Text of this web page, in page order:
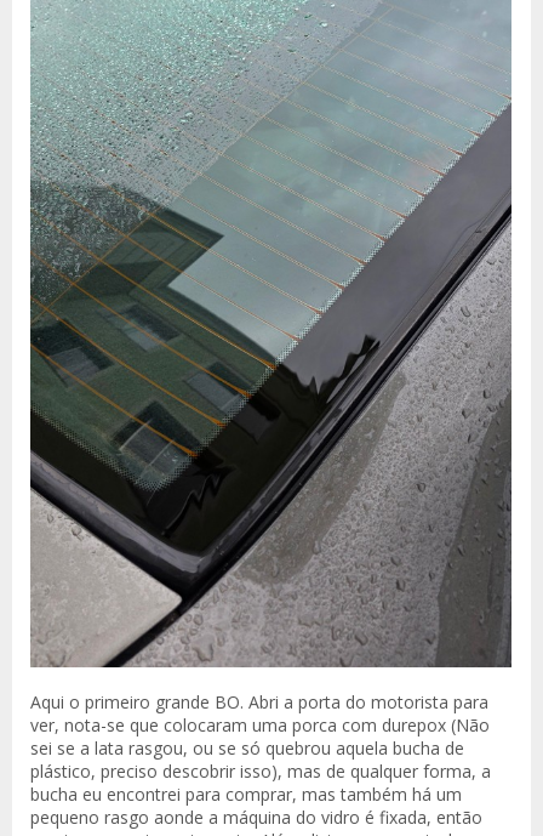
Aqui o primeiro grande BO. Abri a porta do motorista para
ver, nota-se que colocaram uma porca com durepox (Não
sei se a lata rasgou, ou se só quebrou aquela bucha de
plástico, preciso descobrir isso), mas de qualquer forma, a
bucha eu encontrei para comprar, mas também há um
pequeno rasgo aonde a máquina do vidro é fixada, então